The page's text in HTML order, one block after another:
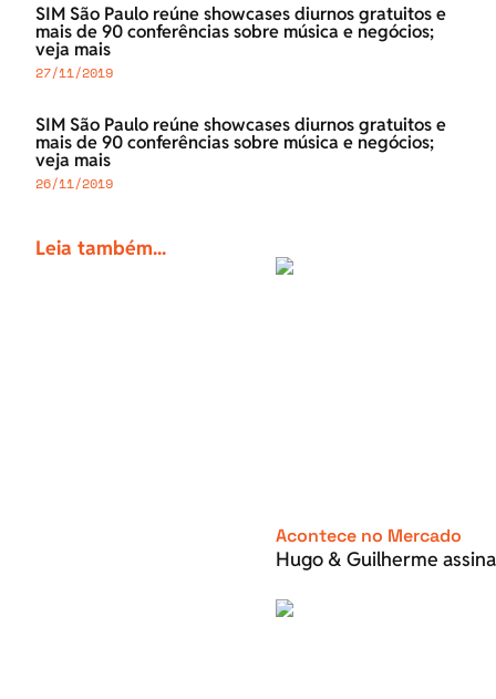
SIM São Paulo reúne showcases diurnos gratuitos e
mais de 90 conferências sobre música e negócios;
veja mais
27/11/2019
SIM São Paulo reúne showcases diurnos gratuitos e
mais de 90 conferências sobre música e negócios;
veja mais
26/11/2019
Leia também...
Acontece no Mercado
Hugo & Guilherme